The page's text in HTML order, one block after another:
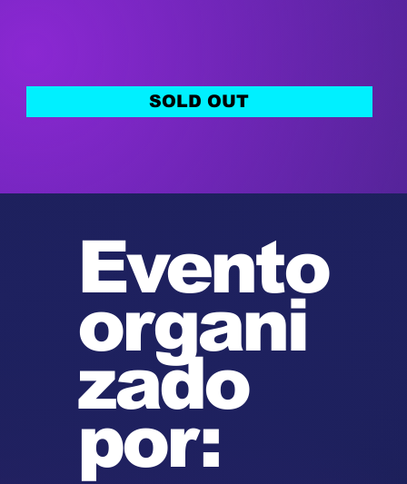
SOLD OUT
Evento
organi
zado
por: